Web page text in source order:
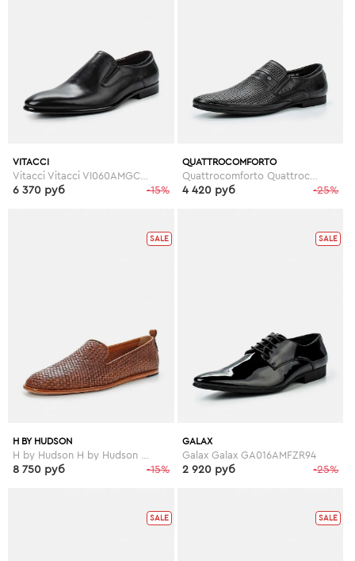
VITACCI
-15%
6 370 руб
QUATTROCOMFORTO
Quattrocomforto Quattrocomforto QU003AMERS02
-25%
4 420 руб
SALE
H BY HUDSON
-15%
8 750 руб
SALE
GALAX
Galax Galax GA016AMFZR94
-25%
2 920 руб
SALE SALE